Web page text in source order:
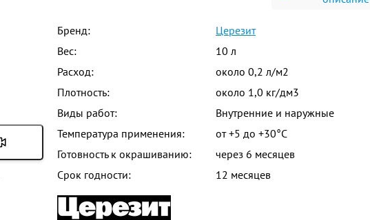
Бренд:
Церезит
Вес:
10 л
Расход:
около 0,2 л/м2
Плотность:
около 1,0 кг/дм3
Виды работ:
Внутренние и наружные
Температура применения:
от +5 до +30°С
Готовность к окрашиванию:
через 6 месяцев
Срок годности:
12 месяцев